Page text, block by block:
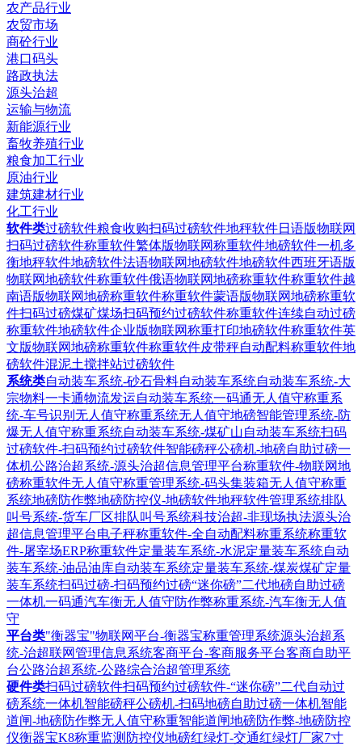
农产品行业
农贸市场
商砼行业
港口码头
路政执法
源头治超
运输与物流
新能源行业
畜牧养殖行业
粮食加工行业
原油行业
建筑建材行业
化工行业
软件类过磅软件粮食收购扫码过磅软件地秤软件日语版物联网
扫码过磅软件称重软件繁体版物联网称重软件地磅软件一机多
衡地秤软件地磅软件法语物联网地磅软件地磅软件西班牙语版
物联网地磅软件称重软件俄语物联网地磅称重软件称重软件越
南语版物联网地磅称重软件称重软件蒙语版物联网地磅称重软
件扫码过磅煤矿煤场扫码预约过磅软件称重软件连续自动过磅
称重软件地磅软件企业版物联网称重打印地磅软件称重软件英
文版物联网地磅称重软件称重软件皮带秤自动配料称重软件地
磅软件混泥土搅拌站过磅软件
系统类自动装车系统-砂石骨料自动装车系统自动装车系统-大
宗物料一卡通物流发运自动装车系统一码通无人值守称重系
统-车号识别无人值守称重系统无人值守地磅智能管理系统-防
爆无人值守称重系统自动装车系统-煤矿山自动装车系统扫码
过磅软件-扫码预约过磅软件智能磅秤公磅机-地磅自助过磅一
体机公路治超系统-源头治超信息管理平台称重软件-物联网地
磅称重软件无人值守称重管理系统-码头集装箱无人值守称重
系统地磅防作弊地磅防控仪-地磅软件地秤软件管理系统排队
叫号系统-货车厂区排队叫号系统科技治超-非现场执法源头治
超信息管理平台电子秤称重软件-全自动配料称重系统称重软
件-屠宰场ERP称重软件定量装车系统-水泥定量装车系统自动
装车系统-油品油库自动装车系统定量装车系统-煤炭煤矿定量
装车系统扫码过磅-扫码预约过磅“迷你磅”二代地磅自助过磅
一体机一码通汽车衡无人值守防作弊称重系统-汽车衡无人值
守
平台类"衡器宝"物联网平台-衡器宝称重管理系统源头治超系
统-治超联网管理信息系统客商平台-客商服务平台客商自助平
台公路治超系统-公路综合治超管理系统
硬件类扫码过磅软件扫码预约过磅软件-“迷你磅”二代自动过
磅系统一体机智能磅秤公磅机-扫码地磅自助过磅一体机智能
道闸-地磅防作弊无人值守称重智能道闸地磅防作弊-地磅防控
仪衡器宝K8称重监测防控仪地磅红绿灯-交通红绿灯厂家7寸